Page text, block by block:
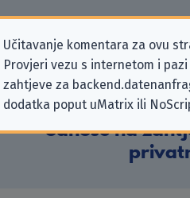
Učitavanje komentara za ovu
Provjeri vezu s internetom i
zahtjeve za
dodatka poput uMatrix ili
Podaci kontakta
Digital Media
odnose na